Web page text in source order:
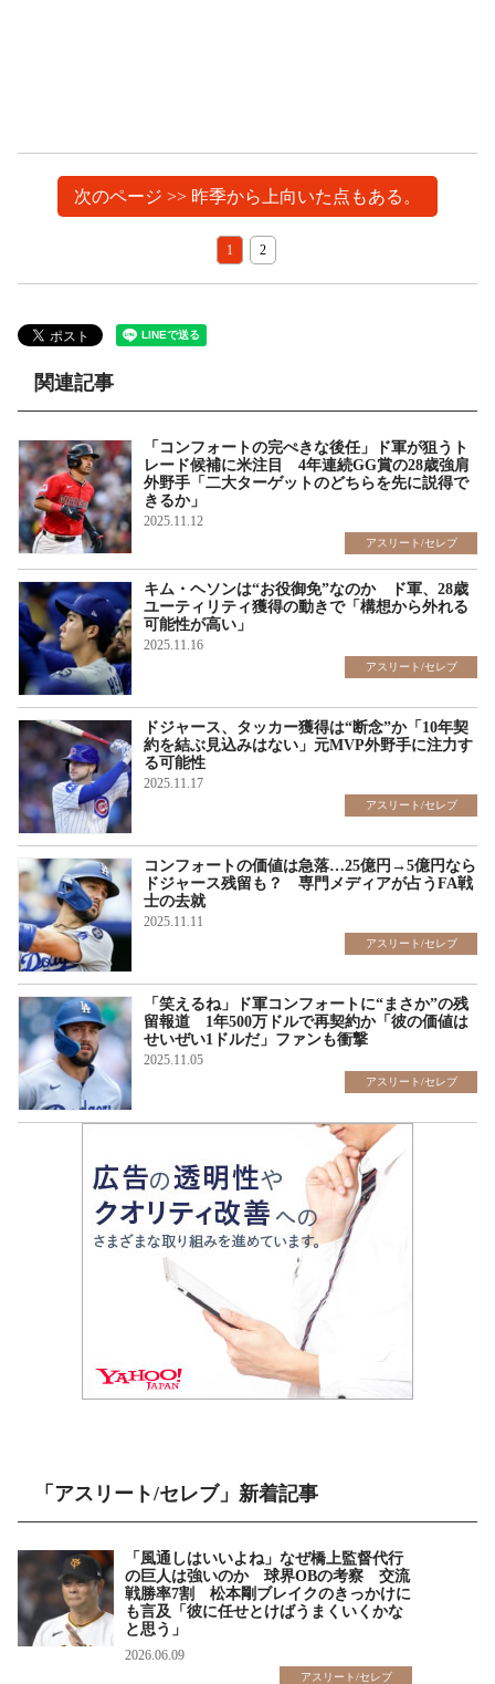
次のページ >> 昨季から上向いた点もある。
1 2
関連記事
「コンフォートの完ぺきな後任」ド軍が狙うト
レード候補に米注目 4年連続GG賞の28歳強肩
外野手「二大ターゲットのどちらを先に説得で
きるか」
2025.11.12
アスリート/セレブ
キム・ヘソンは“お役御免”なのか ド軍、28歳
ユーティリティ獲得の動きで「構想から外れる
可能性が高い」
2025.11.16
アスリート/セレブ
ドジャース、タッカー獲得は“断念”か「10年契
約を結ぶ見込みはない」元MVP外野手に注力す
る可能性
2025.11.17
アスリート/セレブ
コンフォートの価値は急落…25億円→5億円なら
ドジャース残留も？ 専門メディアが占うFA戦
士の去就
2025.11.11
アスリート/セレブ
「笑えるね」ド軍コンフォートに“まさか”の残
留報道 1年500万ドルで再契約か「彼の価値は
せいぜい1ドルだ」ファンも衝撃
2025.11.05
アスリート/セレブ
「アスリート/セレブ」新着記事
「風通しはいいよね」なぜ橋上監督代行
の巨人は強いのか 球界OBの考察 交流
戦勝率7割 松本剛ブレイクのきっかけに
も言及「彼に任せとけばうまくいくかな
と思う」
2026.06.09
アスリート/セレブ